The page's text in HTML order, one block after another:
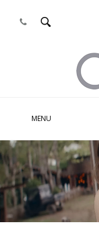
MENU